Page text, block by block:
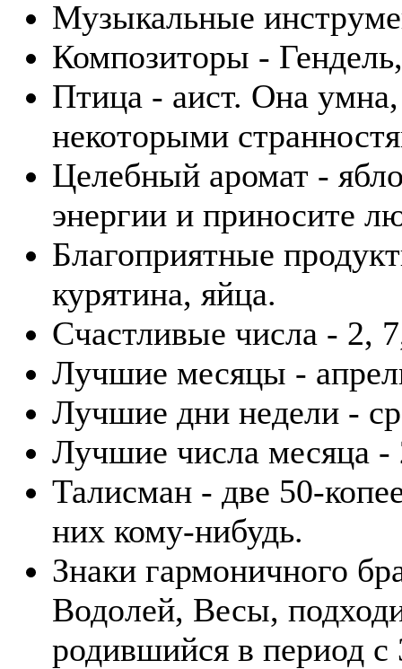
Музыкальные
Композиторы -
Птица - аист. Она умна,
некоторыми
Целебный аромат -
энергии и приносите
Благоприятные
курятина, яйца.
Счастливые числа - 2,
Лучшие месяцы -
Лучшие дни недели -
Лучшие числа месяца -
Талисман - две 50-
них кому-нибудь.
Знаки гармоничного
Водолей, Весы,
родившийся в период с